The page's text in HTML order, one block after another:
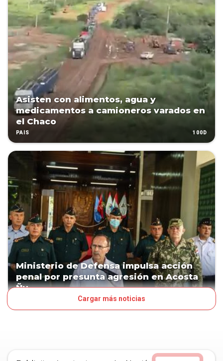
Asisten con alimentos, agua y
medicamentos a camioneros varados en
el Chaco
PAÍS 100D
Ministerio de Defensa impulsa acción
penal por presunta agresión en Acosta
Ñu
Cargar más noticias